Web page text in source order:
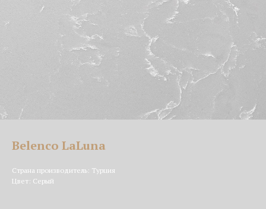
Belenco LaLuna
Страна производитель: Турция
Цвет: Серый